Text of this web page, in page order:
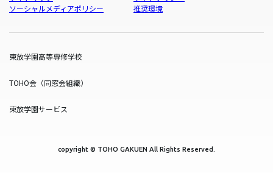
ソーシャルメディアポリシー
推奨環境
東放学園高等専修学校
TOHO会（同窓会組織）
東放学園サービス
copyright © TOHO GAKUEN All Rights Reserved.